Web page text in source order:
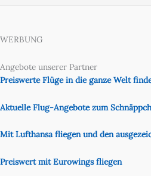
WERBUNG
Angebote unserer Partner
Preiswerte Flüge in die ganze Welt
Aktuelle Flug-Angebote zum
Mit Lufthansa fliegen und den
Preiswert mit Eurowings fliegen